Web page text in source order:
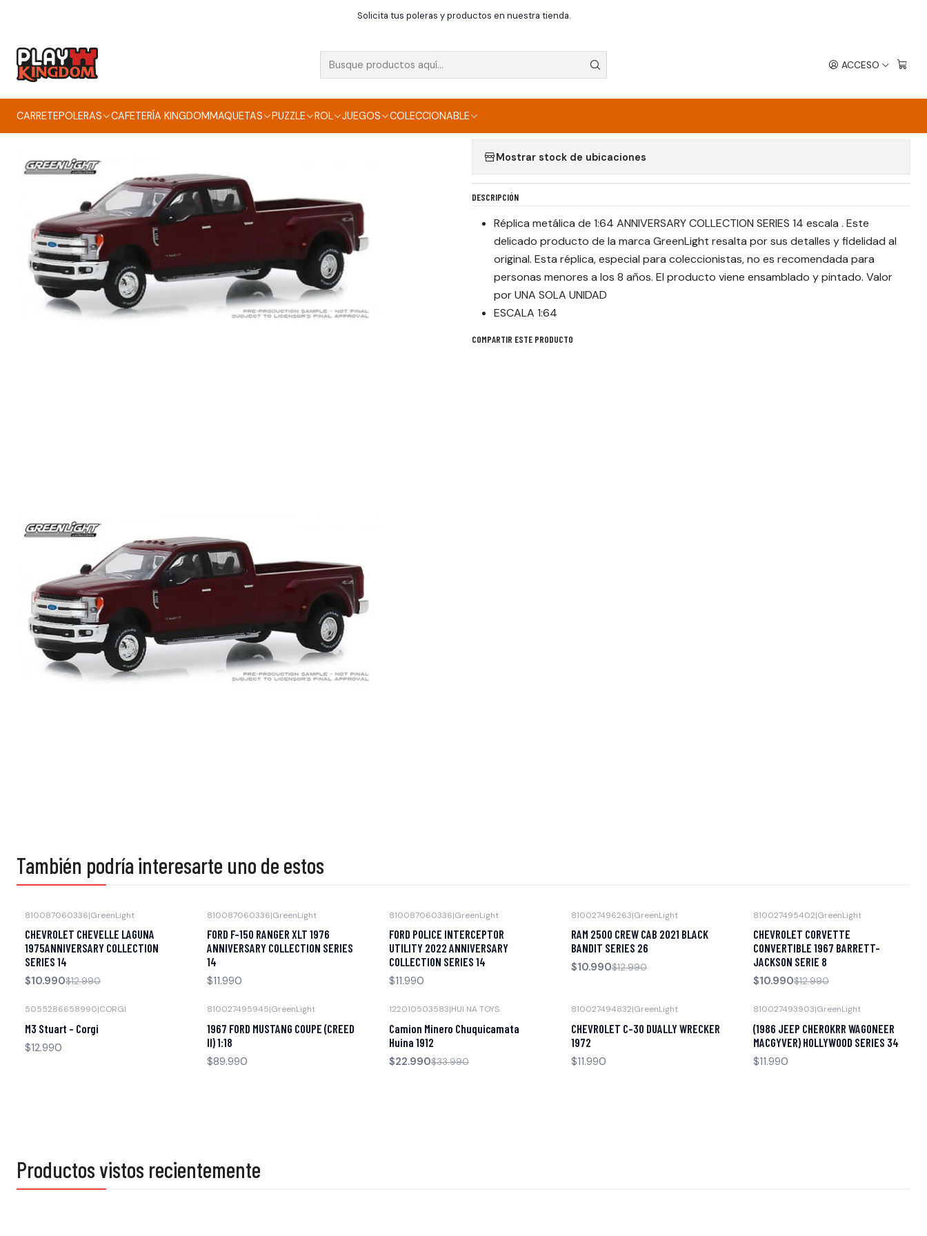
ACCESO
CARRETEPOLERAS CAFETERÍA KINGDOMMAQUETAS PUZZLE ROL JUEGOS COLECCIONABLE
Solicita tus poleras y productos en nuestra tienda.
Die Cast RAM 2500 2021 ANNIVERSARY COLLECTION SERIES 14
RAM 2500 2021 ANNIVERSARY COLLECTION SERIES 14
Mostrar stock de ubicaciones
DESCRIPCIÓN
Réplica metálica de 1:64 ANNIVERSARY COLLECTION SERIES 14 escala . Este
delicado producto de la marca GreenLight resalta por sus detalles y fidelidad al
original. Esta réplica, especial para coleccionistas, no es recomendada para
personas menores a los 8 años. El producto viene ensamblado y pintado. Valor
por UNA SOLA UNIDAD
ESCALA 1:64
COMPARTIR ESTE PRODUCTO
También podría interesarte uno de estos
Agotado
810087060336|GreenLight
CHEVROLET CHEVELLE LAGUNA
1975ANNIVERSARY COLLECTION
SERIES 14
$10.990$12.990
810087060336|GreenLight
FORD F-150 RANGER XLT 1976
ANNIVERSARY COLLECTION SERIES
14
$11.990
810087060336|GreenLight
FORD POLICE INTERCEPTOR
UTILITY 2022 ANNIVERSARY
COLLECTION SERIES 14
$11.990
Agotado
810027496263|GreenLight
RAM 2500 CREW CAB 2021 BLACK
BANDIT SERIES 26
$10.990$12.990
Agotado
810027495402|GreenLight
CHEVROLET CORVETTE
CONVERTIBLE 1967 BARRETT-
JACKSON SERIE 8
$10.990$12.990
5055286658990|CORGI
M3 Stuart - Corgi
$12.990
810027495945|GreenLight
1967 FORD MUSTANG COUPE (CREED
II) 1:18
$89.990
Agotado
122010503583|HUI NA TOYS
Camion Minero Chuquicamata
Huina 1912
$22.990$33.990
810027494832|GreenLight
CHEVROLET C-30 DUALLY WRECKER
1972
$11.990
810027493903|GreenLight
(1986 JEEP CHEROKRR WAGONEER
MACGYVER) HOLLYWOOD SERIES 34
$11.990
Productos vistos recientemente